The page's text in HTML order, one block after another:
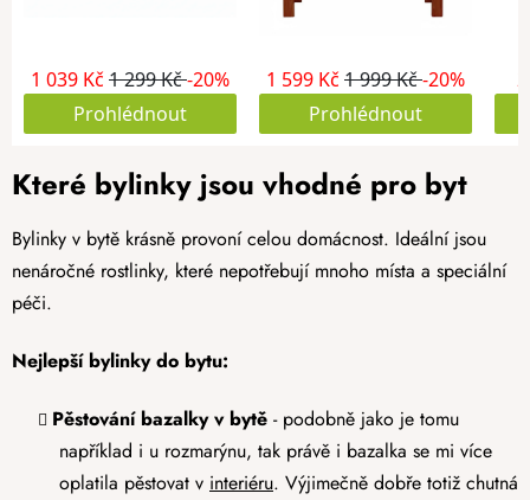
Které bylinky jsou vhodné pro byt
Bylinky v bytě krásně provoní celou domácnost. Ideální jsou
nenáročné rostlinky, které nepotřebují mnoho místa a speciální
péči.
Nejlepší bylinky do bytu:
Pěstování bazalky v bytě - podobně jako je tomu
například i u rozmarýnu, tak právě i bazalka se mi více
oplatila pěstovat v interiéru. Výjimečně dobře totiž chutná